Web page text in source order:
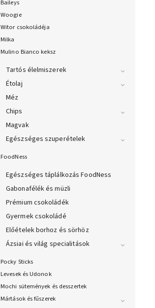
Baileys
Woogie
Witor csokoládéja
Milka
Mulino Bianco keksz
Tartós élelmiszerek
Étolaj
Méz
Chips
Magvak
Egészséges szuperételek
FoodNess
Egészséges táplálkozás FoodNess
Gabonafélék és müzli
Prémium csokoládék
Gyermek csokoládé
Előételek borhoz és sörhöz
Ázsiai és világ specialitások
Pocky Sticks
Levesek és Udonok
Mochi sütemények és desszertek
Mártások és fűszerek